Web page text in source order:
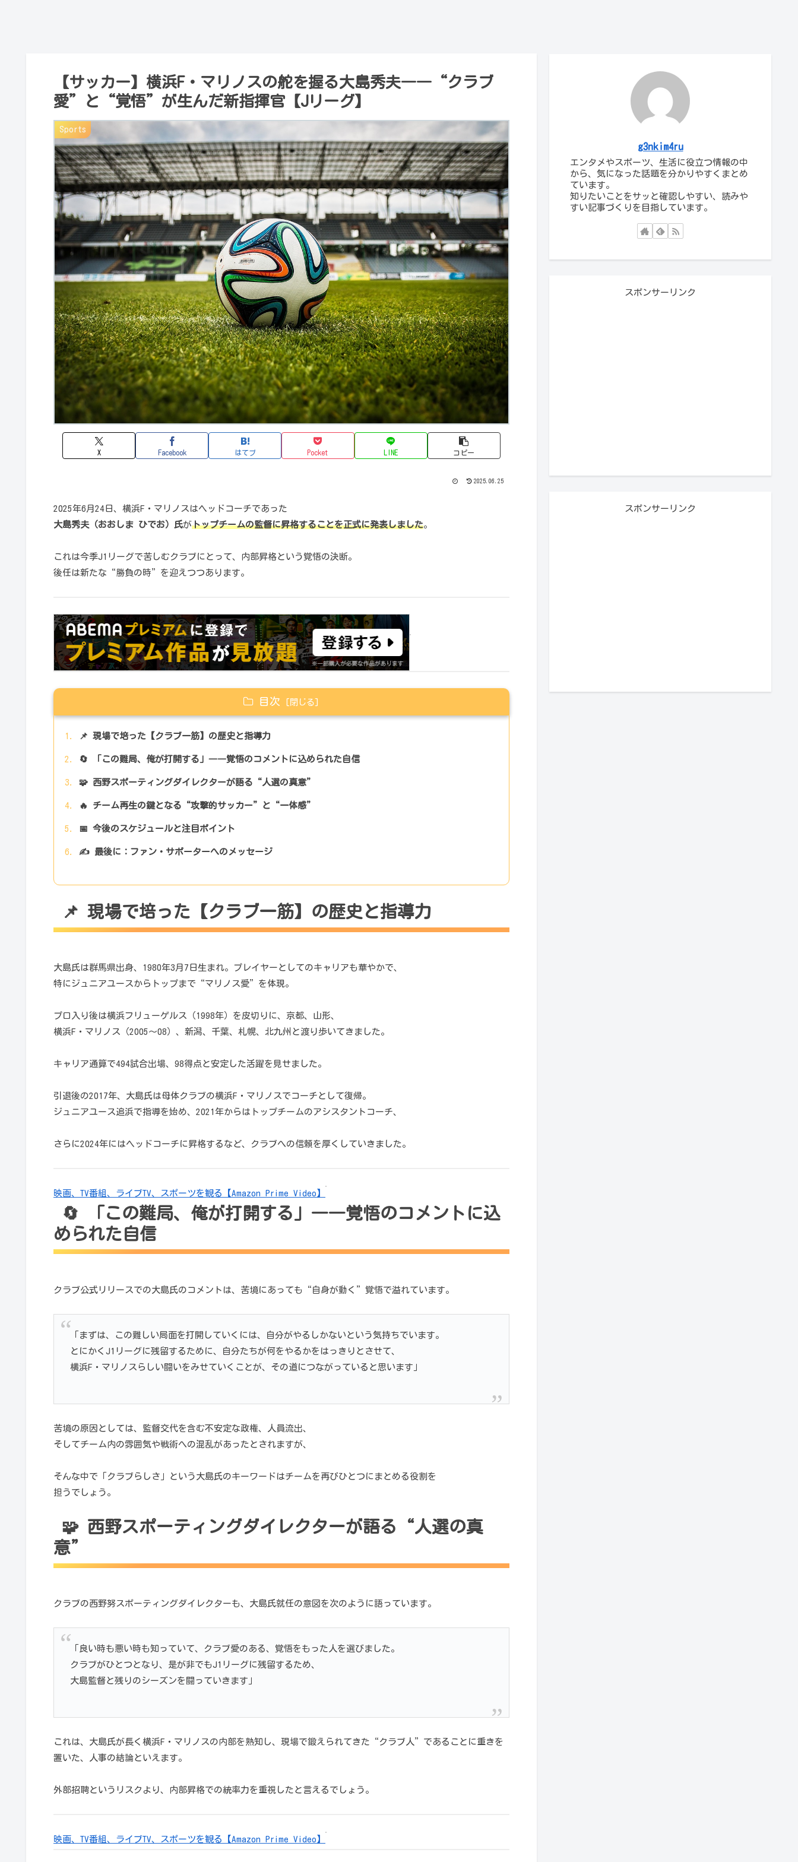
【サッカー】横浜F・マリノスの舵を握る大島秀夫――“クラブ
愛”と“覚悟”が生んだ新指揮官【Jリーグ】
Sports
X Facebook はてブ Pocket LINE コピー
2025.06.25
2025年6月24日、横浜F・マリノスはヘッドコーチであった
大島秀夫（おおしま ひでお）氏がトップチームの監督に昇格することを正式に発表しました。
これは今季J1リーグで苦しむクラブにとって、内部昇格という覚悟の決断。
後任は新たな“勝負の時”を迎えつつあります。
目次
📌 現場で培った【クラブ一筋】の歴史と指導力
🔄 「この難局、俺が打開する」――覚悟のコメントに込められた自信
🧩 西野スポーティングダイレクターが語る“人選の真意”
🔥 チーム再生の鍵となる“攻撃的サッカー”と“一体感”
📅 今後のスケジュールと注目ポイント
✍️ 最後に：ファン・サポーターへのメッセージ
📌 現場で培った【クラブ一筋】の歴史と指導力
大島氏は群馬県出身、1980年3月7日生まれ。プレイヤーとしてのキャリアも華やかで、
特にジュニアユースからトップまで“マリノス愛”を体現。
プロ入り後は横浜フリューゲルス（1998年）を皮切りに、京都、山形、
横浜F・マリノス（2005〜08）、新潟、千葉、札幌、北九州と渡り歩いてきました。
キャリア通算で494試合出場、98得点と安定した活躍を見せました。
引退後の2017年、大島氏は母体クラブの横浜F・マリノスでコーチとして復帰。
ジュニアユース追浜で指導を始め、2021年からはトップチームのアシスタントコーチ、
さらに2024年にはヘッドコーチに昇格するなど、クラブへの信頼を厚くしていきました。
映画、TV番組、ライブTV、スポーツを観る【Amazon Prime Video】
🔄 「この難局、俺が打開する」――覚悟のコメントに込
められた自信
クラブ公式リリースでの大島氏のコメントは、苦境にあっても“自身が動く”覚悟で溢れています。
「まずは、この難しい局面を打開していくには、自分がやるしかないという気持ちでいます。
とにかくJ1リーグに残留するために、自分たちが何をやるかをはっきりとさせて、
横浜F・マリノスらしい闘いをみせていくことが、その道につながっていると思います」
苦境の原因としては、監督交代を含む不安定な政権、人員流出、
そしてチーム内の雰囲気や戦術への混乱があったとされますが、
そんな中で「クラブらしさ」という大島氏のキーワードはチームを再びひとつにまとめる役割を
担うでしょう。
🧩 西野スポーティングダイレクターが語る“人選の真
意”
クラブの西野努スポーティングダイレクターも、大島氏就任の意図を次のように語っています。
「良い時も悪い時も知っていて、クラブ愛のある、覚悟をもった人を選びました。
クラブがひとつとなり、是が非でもJ1リーグに残留するため、
大島監督と残りのシーズンを闘っていきます」
これは、大島氏が長く横浜F・マリノスの内部を熟知し、現場で鍛えられてきた“クラブ人”であることに重きを
置いた、人事の結論といえます。
外部招聘というリスクより、内部昇格での統率力を重視したと言えるでしょう。
映画、TV番組、ライブTV、スポーツを観る【Amazon Prime Video】
g3nkim4ru
エンタメやスポーツ、生活に役立つ情報の中
から、気になった話題を分かりやすくまとめ
ています。
知りたいことをサッと確認しやすい、読みや
すい記事づくりを目指しています。
スポンサーリンク
スポンサーリンク